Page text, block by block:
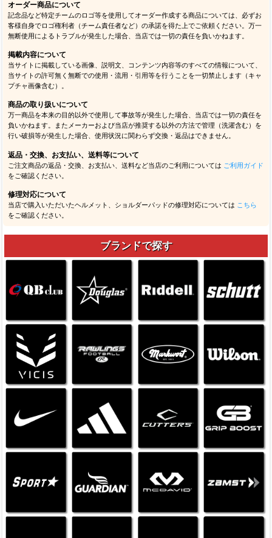
オーダー商品について
記念品など特定チームのロゴ等を使用してオーダー作成する商品については、必ずお
客様自身でロゴ権利者（チーム責任者など）の承諾を得た上でご依頼ください。万一
無断使用によるトラブルが発生した場合、当店では一切の責任を負いかねます。
掲載内容について
当サイトに掲載している画像、説明文、コンテンツ内容等のすべての情報について、
当サイトの許可無く無断での使用・流用・引用等を行うことを一切禁止します（キャ
プチャ画像含む）。
商品の取り扱いについて
万一商品を本来の目的以外で使用して事故等が発生した場合、当店では一切の責任を
負いかねます。またメーカーおよび当店が推奨する以外の方法で管理（洗濯含む）を
行い破損等が発生した場合、使用状況に関わらず交換・返品はできません。
返品・交換、お支払い、送料等について
ご注文商品の返品・交換、お支払い、送料など当店のご利用については ご利用ガイド
をご確認ください。
修理対応について
当店で購入いただいたヘルメット、ショルダーパッドの修理対応については こちら
をご確認ください。
ブランドで探す